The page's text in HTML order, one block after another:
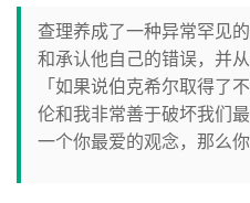
查理养成了一种异常罕见
和承认他自己的错误，并
「如果说伯克希尔取得了
伦和我非常善于破坏我们
一个你最爱的观念，那么